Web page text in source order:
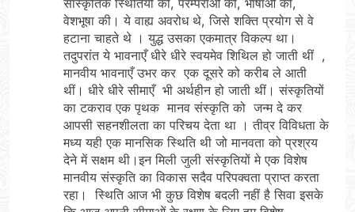
वेशभूषा की। ये वाह्य अवरोध थे, जिसे शक्ति प्रयोग से वे
हटाना चाहते थे । युद्ध उसका एकमात्र विकल्प था।
तदुपरांत ये भावनाएँ धीरे धीरे स्वयमेव शिथिल हो जाती थीं ,
मानवीय भावनाएँ उभर कर एक दूसरे को करीब ले आती
थीं। धीरे धीरे सीमाएँ भी अर्थहीन हो जाती थीं। संस्कृतियों
का टकराव एक पृथक मानव संस्कृति को जन्म दे कर
आपसी सहनशीलता का परिचय देता था । तीव्र विविधता के
मध्य यही एक मानसिक स्थिति थी जो मानवता को प्रश्रय
देने में सक्षम थी।इन मिली जुली संस्कृतियों मे एक विशेष
मानवीय संस्कृति का विकास सदैव परिपक्वता प्राप्त करता
रहा। स्थिति आज भी कुछ विशेष बदली नहीं है सिवा इसके